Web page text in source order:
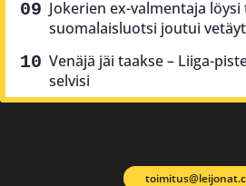
Jokerien ex-valmentaja
suomalaisluotsi joutui
Venäjä jäi taakse – Liiga-
selvisi